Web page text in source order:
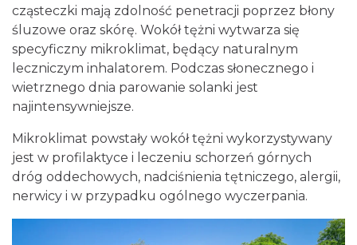
cząsteczki mają zdolność penetracji poprzez błony
śluzowe oraz skórę. Wokół tężni wytwarza się
specyficzny mikroklimat, będący naturalnym
leczniczym inhalatorem. Podczas słonecznego i
wietrznego dnia parowanie solanki jest
najintensywniejsze.
Mikroklimat powstały wokół tężni wykorzystywany
jest w profilaktyce i leczeniu schorzeń górnych
dróg oddechowych, nadciśnienia tętniczego, alergii,
nerwicy i w przypadku ogólnego wyczerpania.